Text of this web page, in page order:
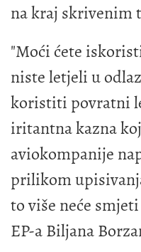
na kraj skrivenim
"Moći ćete
niste letjeli u
koristiti povratni
iritantna kazna
aviokompanije
prilikom
to više neće
EP-a Biljana